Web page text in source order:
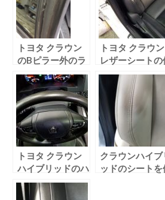
トヨタ クラウン
のBピラー外のラ
バー塗装捲れ補修
トヨタ クラウン
レザーシートの
理を行いました
トヨタ クラウン
ハイブリッドのハ
ンドルを修理しま
した！
クラウンハイブ
ッドのシートを